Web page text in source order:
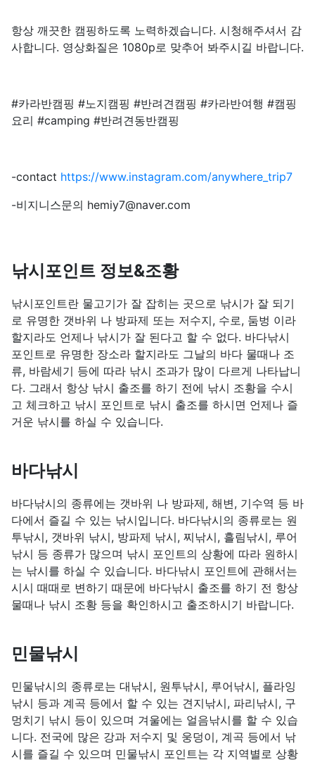
항상 깨끗한 캠핑하도록 노력하겠습니다. 시청해주셔서 감
사합니다. 영상화질은 1080p로 맞추어 봐주시길 바랍니다.
#카라반캠핑 #노지캠핑 #반려견캠핑 #카라반여행 #캠핑
요리 #camping #반려견동반캠핑
-contact https://www.instagram.com/anywhere_trip7
-비지니스문의 hemiy7@naver.com
낚시포인트 정보&조황
낚시포인트란 물고기가 잘 잡히는 곳으로 낚시가 잘 되기
로 유명한 갯바위 나 방파제 또는 저수지, 수로, 둠벙 이라
할지라도 언제나 낚시가 잘 된다고 할 수 없다. 바다낚시
포인트로 유명한 장소라 할지라도 그날의 바다 물때나 조
류, 바람세기 등에 따라 낚시 조과가 많이 다르게 나타납니
다. 그래서 항상 낚시 출조를 하기 전에 낚시 조황을 수시
고 체크하고 낚시 포인트로 낚시 출조를 하시면 언제나 즐
거운 낚시를 하실 수 있습니다.
바다낚시
바다낚시의 종류에는 갯바위 나 방파제, 해변, 기수역 등 바
다에서 즐길 수 있는 낚시입니다. 바다낚시의 종류로는 원
투낚시, 갯바위 낚시, 방파제 낚시, 찌낚시, 흘림낚시, 루어
낚시 등 종류가 많으며 낚시 포인트의 상황에 따라 원하시
는 낚시를 하실 수 있습니다. 바다낚시 포인트에 관해서는
시시 때때로 변하기 때문에 바다낚시 출조를 하기 전 항상
물때나 낚시 조황 등을 확인하시고 출조하시기 바랍니다.
민물낚시
민물낚시의 종류로는 대낚시, 원투낚시, 루어낚시, 플라잉
낚시 등과 계곡 등에서 할 수 있는 견지낚시, 파리낚시, 구
멍치기 낚시 등이 있으며 겨울에는 얼음낚시를 할 수 있습
니다. 전국에 많은 강과 저수지 및 웅덩이, 계곡 등에서 낚
시를 즐길 수 있으며 민물낚시 포인트는 각 지역별로 상황